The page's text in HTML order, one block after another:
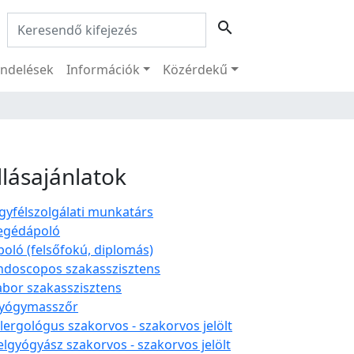
Keresés: search
Információk Közérdekű
munkatárs
(felsőfokú, diplomás)
szakasszisztens
szakasszisztens
szakorvos - szakorvos jelölt
szakorvos - szakorvos jelölt